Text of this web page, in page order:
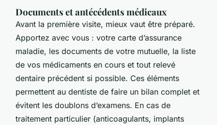
Documents et antécédents médicaux
Avant la première visite, mieux vaut être préparé.
Apportez avec vous : votre carte d’assurance
maladie, les documents de votre mutuelle, la liste
de vos médicaments en cours et tout relevé
dentaire précédent si possible. Ces éléments
permettent au dentiste de faire un bilan complet et
évitent les doublons d’examens. En cas de
traitement particulier (anticoagulants, implants